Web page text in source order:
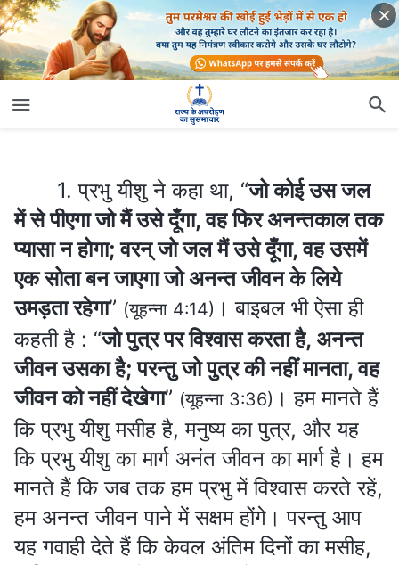
जो कोई उस जल में से पीएगा जो मैं उसे दूँगा, वह फिर अनन्तकाल तक प्यासा न होगा; वरन् जो जल मैं उसे दूँगा, वह उसमें एक सोता बन जाएगा जो अनन्त जीवन के लिये उमड़ता रहेगा
1. प्रभु यीशु ने कहा था, “जो कोई उस जल
में से पीएगा जो मैं उसे दूँगा, वह फिर अनन्तकाल तक
प्यासा न होगा; वरन् जो जल मैं उसे दूँगा, वह उसमें
एक सोता बन जाएगा जो अनन्त जीवन के लिये
उमड़ता रहेगा” (यूहन्ना 4:14) । बाइबल भी ऐसा ही
कहती है : “जो पुत्र पर विश्‍वास करता है, अनन्त
जीवन उसका है; परन्तु जो पुत्र की नहीं मानता, वह
जीवन को नहीं देखेगा” (यूहन्ना 3:36) । हम मानते हैं
कि प्रभु यीशु मसीह है, मनुष्य का पुत्र, और यह
कि प्रभु यीशु का मार्ग अनंत जीवन का मार्ग है। हम
मानते हैं कि जब तक हम प्रभु में विश्वास करते रहें,
हम अनन्त जीवन पाने में सक्षम होंगे। परन्तु आप
यह गवाही देते हैं कि केवल अंतिम दिनों का मसीह,